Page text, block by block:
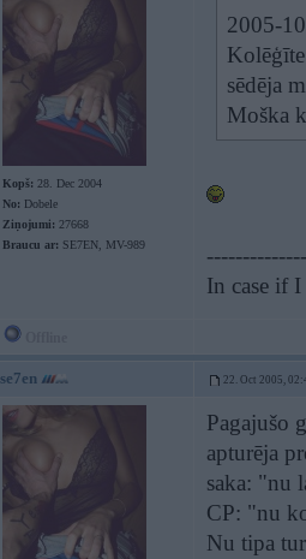
Kopš: 28. Dec 2004
No: Dobele
Ziņojumi: 27668
Braucu ar: SE7EN, MV-989
2005-
sēdēja
Moška
In case if
se7en 22. Oct 2005,
Pagajušo
apturēja
saka: "nu
CP: "nu
Nu tipa